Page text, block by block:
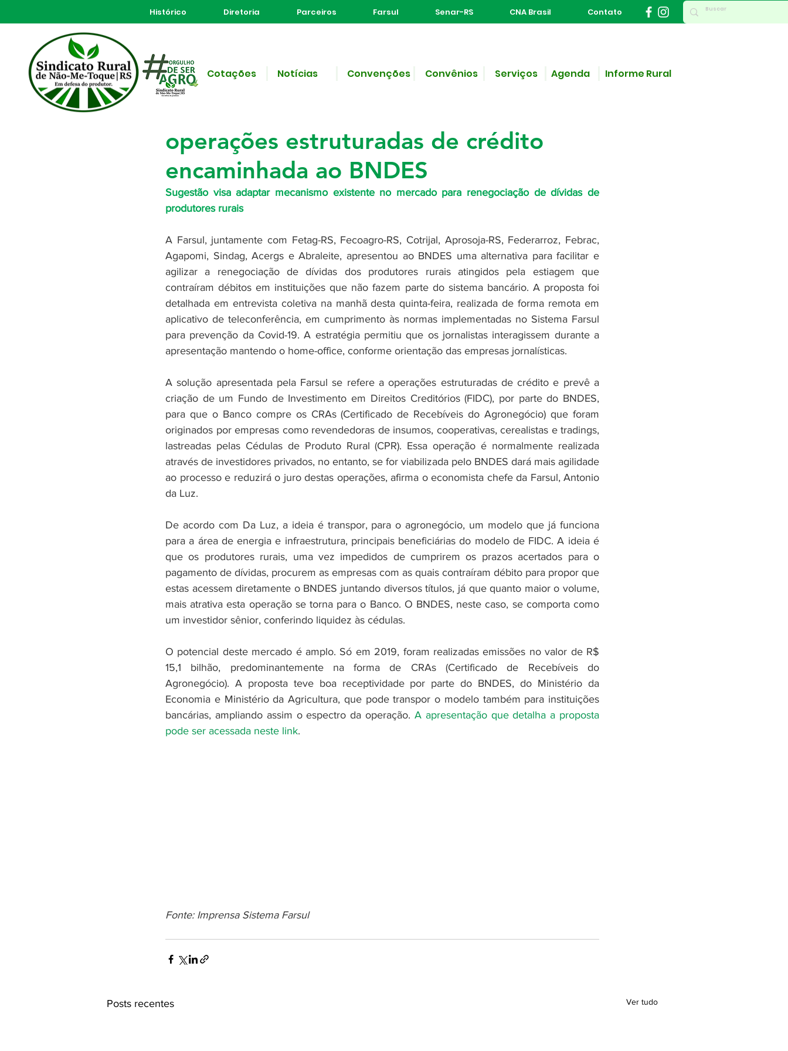
Histórico Diretoria Parceiros Farsul Senar-RS CNA Brasil Contato
Todos posts
operações estruturadas de crédito
encaminhada ao BNDES
17 de abr. de 2020
Sugestão visa adaptar mecanismo existente no mercado para renegociação de dívidas de
produtores rurais
A Farsul, juntamente com Fetag-RS, Fecoagro-RS, Cotrijal, Aprosoja-RS, Federarroz, Febrac,
Agapomi, Sindag, Acergs e Abraleite, apresentou ao BNDES uma alternativa para facilitar e
agilizar a renegociação de dívidas dos produtores rurais atingidos pela estiagem que
contraíram débitos em instituições que não fazem parte do sistema bancário. A proposta foi
detalhada em entrevista coletiva na manhã desta quinta-feira, realizada de forma remota em
aplicativo de teleconferência, em cumprimento às normas implementadas no Sistema Farsul
para prevenção da Covid-19. A estratégia permitiu que os jornalistas interagissem durante a
apresentação mantendo o home-office, conforme orientação das empresas jornalísticas.
A solução apresentada pela Farsul se refere a operações estruturadas de crédito e prevê a
criação de um Fundo de Investimento em Direitos Creditórios (FIDC), por parte do BNDES,
para que o Banco compre os CRAs (Certificado de Recebíveis do Agronegócio) que foram
originados por empresas como revendedoras de insumos, cooperativas, cerealistas e tradings,
lastreadas pelas Cédulas de Produto Rural (CPR). Essa operação é normalmente realizada
através de investidores privados, no entanto, se for viabilizada pelo BNDES dará mais agilidade
ao processo e reduzirá o juro destas operações, afirma o economista chefe da Farsul, Antonio
da Luz.
De acordo com Da Luz, a ideia é transpor, para o agronegócio, um modelo que já funciona
para a área de energia e infraestrutura, principais beneficiárias do modelo de FIDC. A ideia é
que os produtores rurais, uma vez impedidos de cumprirem os prazos acertados para o
pagamento de dívidas, procurem as empresas com as quais contraíram débito para propor que
estas acessem diretamente o BNDES juntando diversos títulos, já que quanto maior o volume,
mais atrativa esta operação se torna para o Banco. O BNDES, neste caso, se comporta como
um investidor sênior, conferindo liquidez às cédulas.
O potencial deste mercado é amplo. Só em 2019, foram realizadas emissões no valor de R$
15,1 bilhão, predominantemente na forma de CRAs (Certificado de Recebíveis do
Agronegócio). A proposta teve boa receptividade por parte do BNDES, do Ministério da
Economia e Ministério da Agricultura, que pode transpor o modelo também para instituições
bancárias, ampliando assim o espectro da operação. A apresentação que detalha a proposta
pode ser acessada neste link.
Fonte: Imprensa Sistema Farsul
Posts recentes Ver tudo
Cotações Notícias Convenções Convênios Serviços Agenda Informe Rural